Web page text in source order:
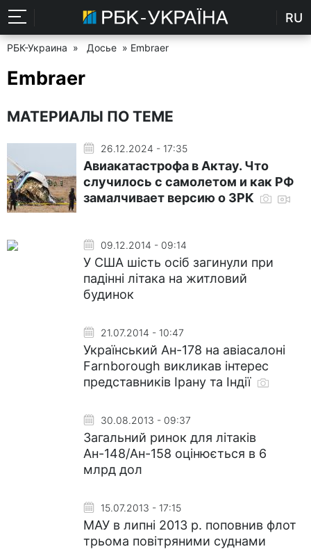
RU
РБК-Украина » Досье » Embraer
Embraer
МАТЕРИАЛЫ ПО ТЕМЕ
26.12.2024 - 17:35
Авиакатастрофа в Актау. Что
случилось с самолетом и как РФ
замалчивает версию о ЗРК
09.12.2014 - 09:14
У США шість осіб загинули при
падінні літака на житловий
будинок
21.07.2014 - 10:47
Український Ан-178 на авіасалоні
Farnborough викликав інтерес
представників Ірану та Індії
30.08.2013 - 09:37
Загальний ринок для літаків
Ан-148/Ан-158 оцінюється в 6
млрд дол
15.07.2013 - 17:15
МАУ в липні 2013 р. поповнив флот
трьома повітряними суднами